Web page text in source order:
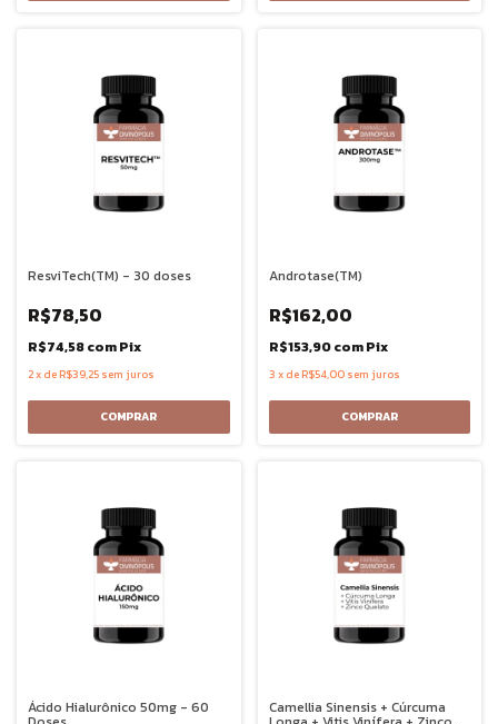
ResviTech(TM) - 30 doses
R$78,50
R$74,58comPix
2x deR$39,25 sem juros
Androtase(TM)
R$162,00
R$153,90comPix
3 x deR$54,00 sem juros
Ácido Hialurônico 50mg - 60 Camellia Sinensis + Cúrcuma